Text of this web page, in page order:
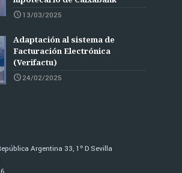
13/03/2025
Adaptación al sistema de
Facturación Electrónica
(Verifactu)
24/02/2025
Argentina 33, 1º D Sevilla